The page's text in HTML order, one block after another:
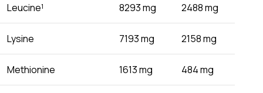
Leucine¹ 8293 mg 2488 mg
Lysine 7193 mg 2158 mg
Methionine 1613 mg 484 mg